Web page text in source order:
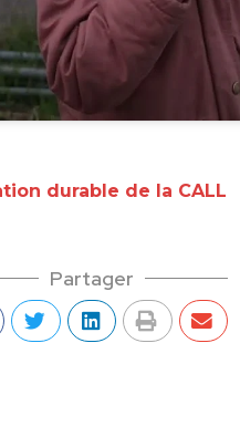
durable de la CALL
Partager